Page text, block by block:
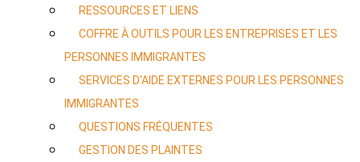
RESSOURCES ET LIENS
COFFRE À OUTILS POUR LES ENTREPRISES ET LES
PERSONNES IMMIGRANTES
SERVICES D’AIDE EXTERNES POUR LES PERSONNES
IMMIGRANTES
QUESTIONS FRÉQUENTES
GESTION DES PLAINTES